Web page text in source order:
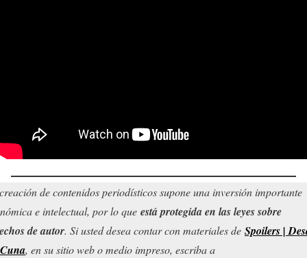
de contenidos periodísticos supone una inversión importante
e intelectual, por lo que está protegida en las leyes sobre
de autor. Si usted desea contar con materiales de Spoilers |
, en su sitio web o medio impreso, escriba a